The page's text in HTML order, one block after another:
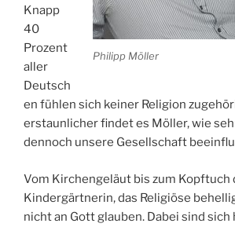
Philipp Möller
Knapp
40
Prozent
aller
Deutsch
en fühlen sich keiner Religion
erstaunlicher findet es Möller, wie
dennoch unsere Gesellschaft
Vom Kirchengeläut bis zum Kopftuch
Kindergärtnerin, das Religiöse
nicht an Gott glauben. Dabei sind sich